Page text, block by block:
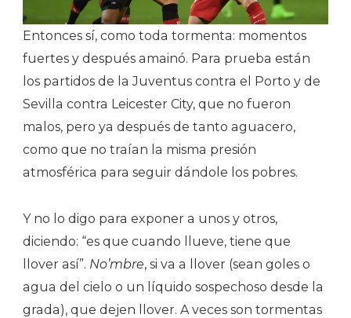
Entonces sí, como toda tormenta: momentos
fuertes y después amainó. Para prueba están
los partidos de la Juventus contra el Porto y de
Sevilla contra Leicester City, que no fueron
malos, pero ya después de tanto aguacero,
como que no traían la misma presión
atmosférica para seguir dándole los pobres.
Y no lo digo para exponer a unos y otros,
diciendo: “es que cuando llueve, tiene que
llover así”. No’mbre, si va a llover (sean goles o
agua del cielo o un líquido sospechoso desde la
grada), que dejen llover. A veces son tormentas